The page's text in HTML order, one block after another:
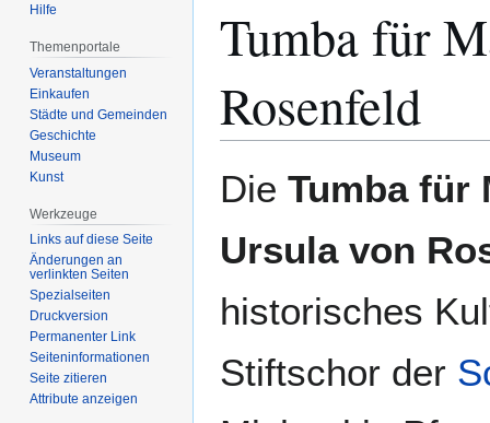
Tumba für
Rosenfeld
Navigation
Suche
Die Tumba für
Ursula von
historisches
Stiftschor der
Hilfe
Themenportale
Veranstaltungen
Einkaufen
Städte und Gemeinden
Geschichte
Museum
Kunst
Werkzeuge
Links auf diese Seite
Änderungen an
verlinkten Seiten
Spezialseiten
Druckversion
Permanenter Link
Seiten­­informationen
Seite zitieren
Attribute anzeigen